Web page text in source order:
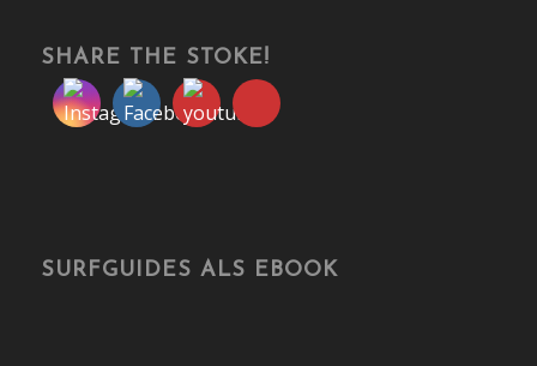
SHARE THE STOKE!
SURFGUIDES ALS EBOOK